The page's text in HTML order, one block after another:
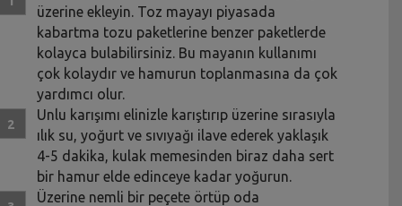
üzerine ekleyin. Toz mayayı piyasada
kabartma tozu paketlerine benzer paketlerde
kolayca bulabilirsiniz. Bu mayanın kullanımı
çok kolaydır ve hamurun toplanmasına da çok
yardımcı olur.
Unlu karışımı elinizle karıştırıp üzerine sırasıyla
ılık su, yoğurt ve sıvıyağı ilave ederek yaklaşık
4-5 dakika, kulak memesinden biraz daha sert
bir hamur elde edinceye kadar yoğurun.
Üzerine nemli bir peçete örtüp oda